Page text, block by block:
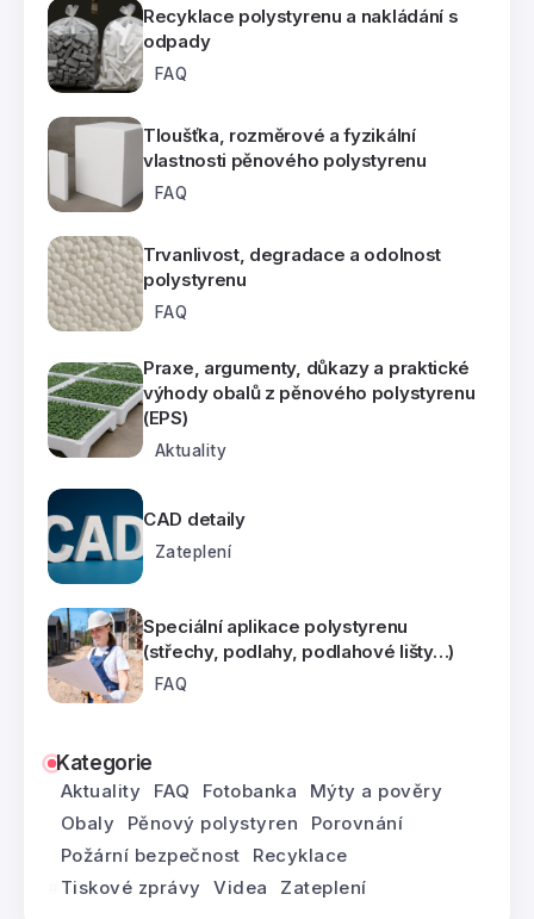
Recyklace polystyrenu a nakládání s
odpady
FAQ
Tloušťka, rozměrové a fyzikální
vlastnosti pěnového polystyrenu
FAQ
Trvanlivost, degradace a odolnost
polystyrenu
FAQ
Praxe, argumenty, důkazy a praktické
výhody obalů z pěnového polystyrenu
(EPS)
Aktuality
CAD detaily
Zateplení
Speciální aplikace polystyrenu
(střechy, podlahy, podlahové lišty…)
FAQ
Kategorie
Aktuality FAQ Fotobanka
Mýty a pověry
Obaly
Pěnový polystyren
Porovnání
Požární bezpečnost
Recyklace
Tiskové zprávy
Videa Zateplení